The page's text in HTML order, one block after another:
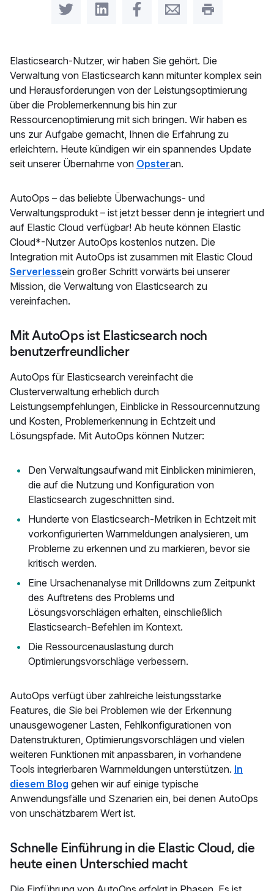
Share on TwitterShare on LinkedIn
Share on Facebook
Share by Email
Print this
Elasticsearch-Nutzer, wir haben Sie gehört. Die
Verwaltung von Elasticsearch kann mitunter komplex sein
und Herausforderungen von der Leistungsoptimierung
über die Problemerkennung bis hin zur
Ressourcenoptimierung mit sich bringen. Wir haben es
uns zur Aufgabe gemacht, Ihnen die Erfahrung zu
erleichtern. Heute kündigen wir ein spannendes Update
seit unserer Übernahme von Opsteran.
AutoOps – das beliebte Überwachungs- und
Verwaltungsprodukt – ist jetzt besser denn je integriert und
auf Elastic Cloud verfügbar! Ab heute können Elastic
Cloud*-Nutzer AutoOps kostenlos nutzen. Die
Integration mit AutoOps ist zusammen mit Elastic Cloud
Serverlessein großer Schritt vorwärts bei unserer
Mission, die Verwaltung von Elasticsearch zu
vereinfachen.
Mit AutoOps ist Elasticsearch noch
benutzerfreundlicher
AutoOps für Elasticsearch vereinfacht die
Clusterverwaltung erheblich durch
Leistungsempfehlungen, Einblicke in Ressourcennutzung
und Kosten, Problemerkennung in Echtzeit und
Lösungspfade. Mit AutoOps können Nutzer:
Den Verwaltungsaufwand mit Einblicken minimieren,
die auf die Nutzung und Konfiguration von
Elasticsearch zugeschnitten sind.
Hunderte von Elasticsearch-Metriken in Echtzeit mit
vorkonfigurierten Warnmeldungen analysieren, um
Probleme zu erkennen und zu markieren, bevor sie
kritisch werden.
Eine Ursachenanalyse mit Drilldowns zum Zeitpunkt
des Auftretens des Problems und
Lösungsvorschlägen erhalten, einschließlich
Elasticsearch-Befehlen im Kontext.
Die Ressourcenauslastung durch
Optimierungsvorschläge verbessern.
AutoOps verfügt über zahlreiche leistungsstarke
Features, die Sie bei Problemen wie der Erkennung
unausgewogener Lasten, Fehlkonfigurationen von
Datenstrukturen, Optimierungsvorschlägen und vielen
weiteren Funktionen mit anpassbaren, in vorhandene
Tools integrierbaren Warnmeldungen unterstützen. In
diesem Blog gehen wir auf einige typische
Anwendungsfälle und Szenarien ein, bei denen AutoOps
von unschätzbarem Wert ist.
Schnelle Einführung in die Elastic Cloud, die
heute einen Unterschied macht